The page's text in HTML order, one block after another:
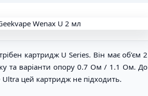
картридж U Series. Він має об’єм 2
та варіанти опору 0.7 Ом / 1.1 Ом. До
цей картридж не підходить.